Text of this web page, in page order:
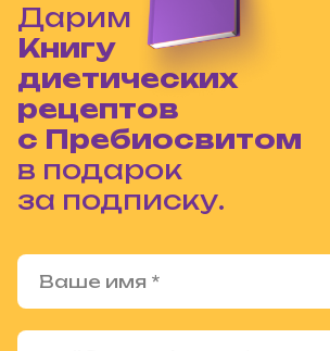
Дарим
Книгу
диетических
рецептов
с Пребиосвитом
в подарок
за подписку.